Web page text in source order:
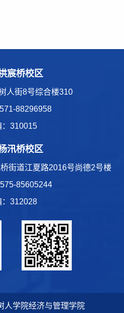
宸桥校区
人街8号综合楼310
88296958
：310015
汛桥校区
街道江夏路2016号尚德2号楼
85605244
：312028
人学院经济与管理学院